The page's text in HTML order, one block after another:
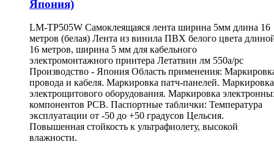
Япония)
LM-TP505W Самоклеящаяся лента ширина 5мм длина 16
метров (белая) Лента из винила ПВХ белого цвета
16 метров, ширина 5 мм для кабельного
электромонтажного принтера Летатвин лм 550a/pc
Производство - Япония Область применения:
провода и кабеля. Маркировка патч-панелей. Маркировка
электрощитового оборудования. Маркировка
компонентов РСВ. Паспортные таблички: Температура
эксплуатации от -50 до +50 градусов Цельсия.
Повышенная стойкость к ультрафиолету, высокой
влажности.